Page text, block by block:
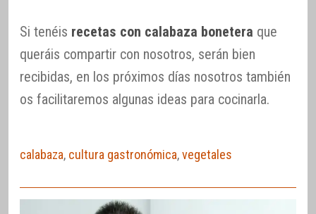
Si tenéis recetas con calabaza bonetera que
queráis compartir con nosotros, serán bien
recibidas, en los próximos días nosotros también
os facilitaremos algunas ideas para cocinarla.
calabaza, cultura gastronómica,vegetales